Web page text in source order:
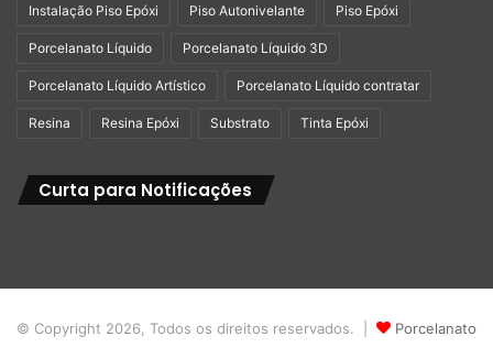
Instalação Piso Epóxi Piso Autonivelante Piso Epóxi
Porcelanato Líquido Porcelanato Líquido 3D
Porcelanato Líquido Artístico Porcelanato Líquido contratar
Resina Resina Epóxi Substrato Tinta Epóxi
Curta para Notificações
© Copyright 2026, Todos os direitos reservados. |
Porcelanato